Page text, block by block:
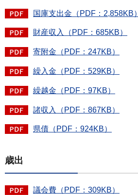
国庫支出金（PDF：2,858KB）
財産収入（PDF：685KB）
寄附金（PDF：247KB）
繰入金（PDF：529KB）
繰越金（PDF：97KB）
諸収入（PDF：867KB）
県債（PDF：924KB）
歳出
議会費（PDF：309KB）